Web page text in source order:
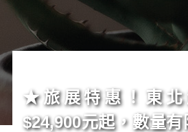
★旅展特惠！東北
$24,900元起，數量